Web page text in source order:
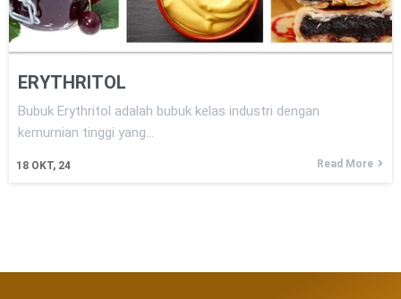
ERYTHRITOL
18 OKT, 24
Bubuk Erythritol adalah bubuk kelas industri dengan
kemurnian tinggi yang…
Read More